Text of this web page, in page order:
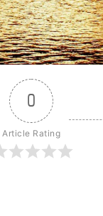
0
Article Rating